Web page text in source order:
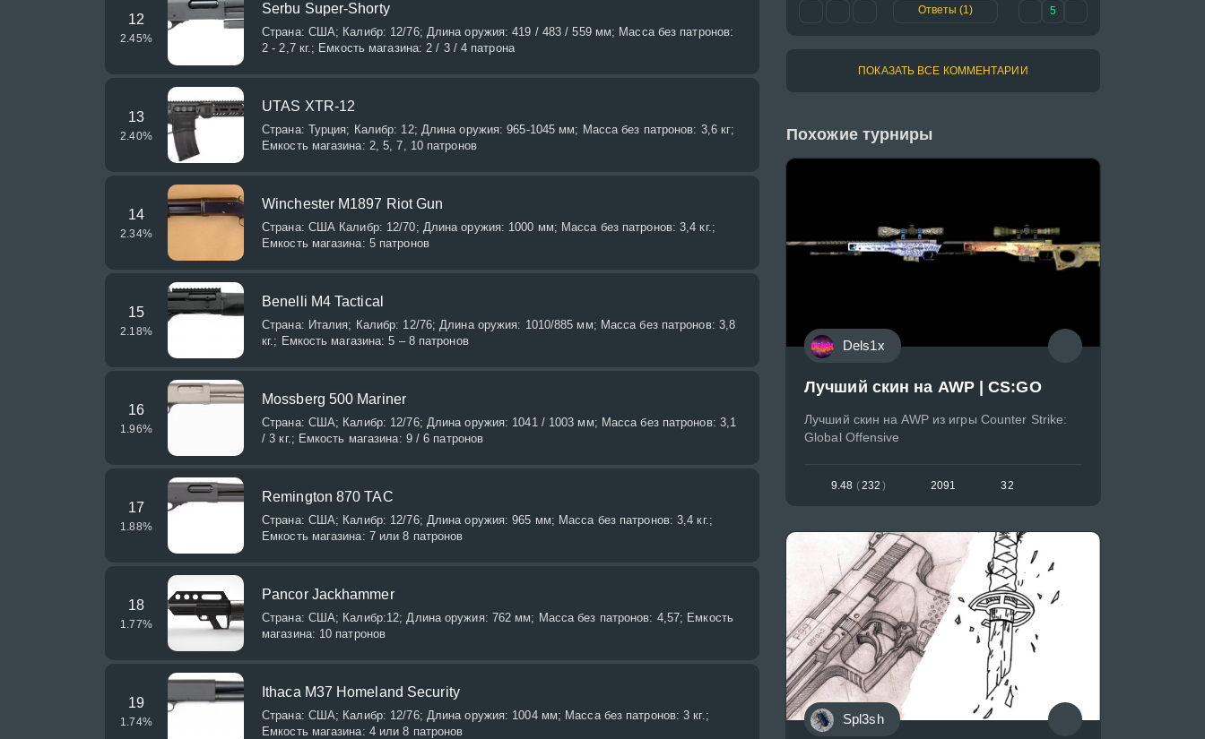
12
2.45%
Serbu Super-Shorty
Страна: США; Калибр: 12/76; Длина оружия: 419 / 483 / 559 мм; Масса без патронов:
2 - 2,7 кг.; Емкость магазина: 2 / 3 / 4 патрона
13
2.40%
UTAS XTR-12
Страна: Турция; Калибр: 12; Длина оружия: 965-1045 мм; Масса без патронов: 3,6 кг;
Емкость магазина: 2, 5, 7, 10 патронов
14
2.34%
Winchester M1897 Riot Gun
Страна: США Калибр: 12/70; Длина оружия: 1000 мм; Масса без патронов: 3,4 кг.;
Емкость магазина: 5 патронов
15
2.18%
Benelli M4 Tactical
Страна: Италия; Калибр: 12/76; Длина оружия: 1010/885 мм; Масса без патронов: 3,8
кг.; Емкость магазина: 5 – 8 патронов
16
1.96%
Mossberg 500 Mariner
Страна: США; Калибр: 12/76; Длина оружия: 1041 / 1003 мм; Масса без патронов: 3,1
/ 3 кг.; Емкость магазина: 9 / 6 патронов
17
1.88%
Remington 870 TAC
Страна: США; Калибр: 12/76; Длина оружия: 965 мм; Масса без патронов: 3,4 кг.;
Емкость магазина: 7 или 8 патронов
18
1.77%
Pancor Jackhammer
Страна: США; Калибр:12; Длина оружия: 762 мм; Масса без патронов: 4,57; Емкость
магазина: 10 патронов
19
1.74%
Ithaca M37 Homeland Security
Страна: США; Калибр: 12/76; Длина оружия: 1004 мм; Масса без патронов: 3 кг.;
Емкость магазина: 4 или 8 патронов
Ответы (1) 5
ПОКАЗАТЬ ВСЕ КОММЕНТАРИИ
Похожие турниры
Dels1x
Лучший скин на AWP | CS:GO
Лучший скин на AWP из игры Counter Strike:
Global Offensive
9.48 (232 ) 2091 32
Spl3sh